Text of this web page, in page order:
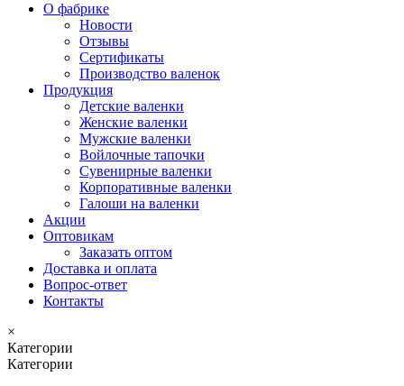
О фабрике
Новости
Отзывы
Сертификаты
Производство валенок
Продукция
Детские валенки
Женские валенки
Мужские валенки
Войлочные тапочки
Сувенирные валенки
Корпоративные валенки
Галоши на валенки
Акции
Оптовикам
Заказать оптом
Доставка и оплата
Вопрос-ответ
Контакты
×
Категории
Категории